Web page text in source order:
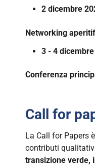
giugno
2026-
02T09:00:00+01:00
04T20:00:00+01:00
2 dicembre
Networking
3 - 4
Conferenza
Call for
La Call for Papers
contributi
transizione verde,